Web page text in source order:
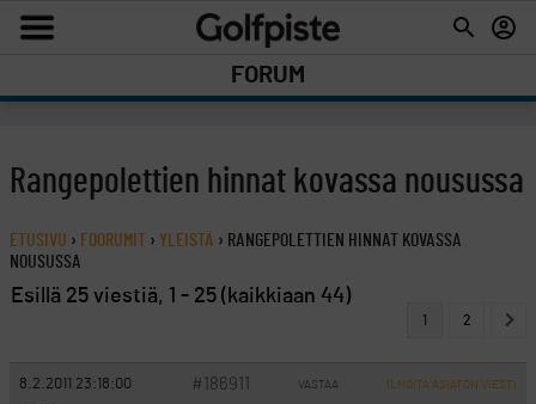
FORUM
Rangepolettien hinnat kovassa nousussa
ETUSIVU › FOORUMIT › YLEISTÄ › RANGEPOLETTIEN HINNAT KOVASSA
NOUSUSSA
Esillä 25 viestiä, 1 - 25 (kaikkiaan 44)
1 2
8.2.2011 23:18:00 #186911 VASTAA ILMOITA ASIATON VIESTI